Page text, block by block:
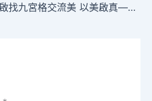
以真啟找九宮格交流美 以美啟真——華羅庚與詩詞–文史–中國作家網